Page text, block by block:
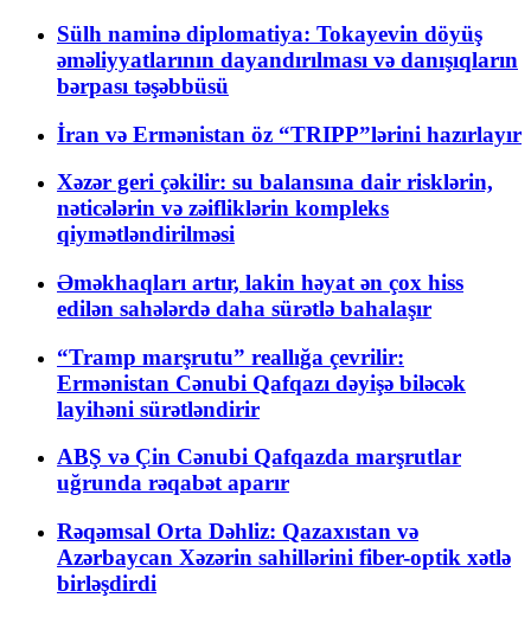
Sülh naminə diplomatiya: Tokayevin döyüş
əməliyyatlarının dayandırılması və danışıqların
bərpası təşəbbüsü
İran və Ermənistan öz “TRIPP”lərini hazırlayır
Xəzər geri çəkilir: su balansına dair risklərin,
nəticələrin və zəifliklərin kompleks
qiymətləndirilməsi
Əməkhaqları artır, lakin həyat ən çox hiss
edilən sahələrdə daha sürətlə bahalaşır
“Tramp marşrutu” reallığa çevrilir:
Ermənistan Cənubi Qafqazı dəyişə biləcək
layihəni sürətləndirir
ABŞ və Çin Cənubi Qafqazda marşrutlar
uğrunda rəqabət aparır
Rəqəmsal Orta Dəhliz: Qazaxıstan və
Azərbaycan Xəzərin sahillərini fiber-optik xətlə
birləşdirdi